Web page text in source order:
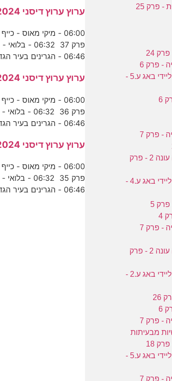
07:32 - המופלאה: הרפתקאות ליידי באג ע.5 -
09:47 - מפלצות בע''מ בעבודה עונה 2 - פרק
10:10 - המופלאה: הרפתקאות ליידי באג ע.4 -
12:08 - מפלצות בע''מ בעבודה עונה 2 - פרק
12:30 - המופלאה: הרפתקאות ליידי באג ע.2 -
15:08 - המופלאה: הרפתקאות ליידי באג ע.5 -
ערוץ ערוץ דיסני 13-12-2024
06:46 - הגרינים בעיר הגדולה -
ערוץ ערוץ דיסני 12-12-2024
06:46 - הגרינים בעיר הגדולה -
ערוץ ערוץ דיסני 11-12-2024
06:46 - הגרינים בעיר הגדולה -